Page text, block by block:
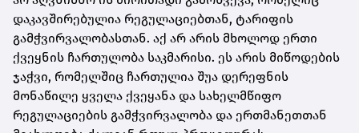
დაკავშირებულია რეგულაციებთან, ტარიფის
გამჭვირვალობასთან. აქ არ არის მხოლოდ ერთი
ქვეყნის ჩართულობა საკმარისი. ეს არის მიწოდების
ჯაჭვი, რომელშიც ჩართულია შუა დერეფნის
მონაწილე ყველა ქვეყანა და სახელმწიფო
რეგულაციების გამჭვირვალობა და ერთმანეთთან